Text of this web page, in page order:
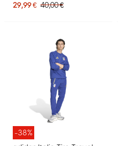
29,99 € 40,00 €
-38%